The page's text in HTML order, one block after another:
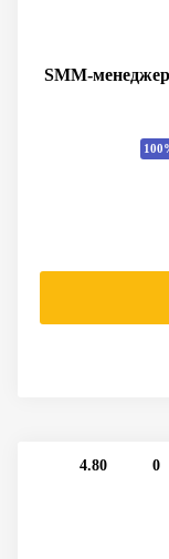
4.80 0